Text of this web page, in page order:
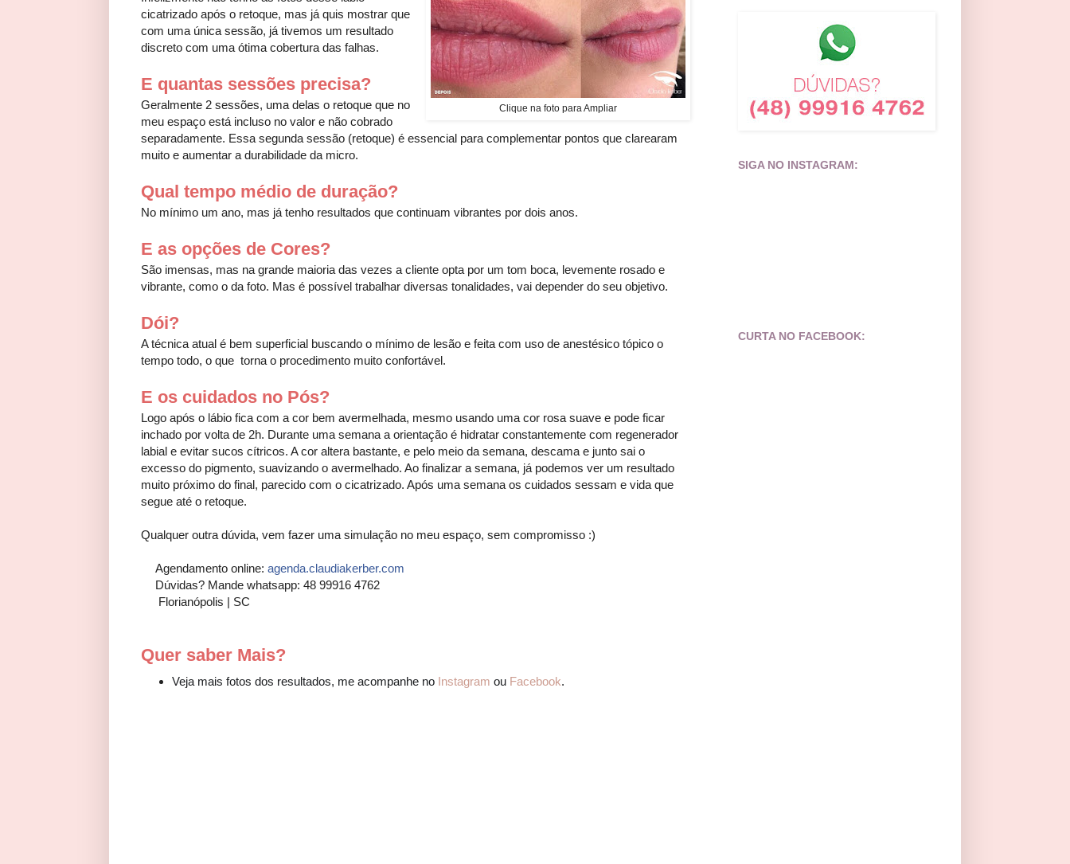
Clique na foto para Ampliar
cicatrizado após o retoque, mas já quis mostrar que
com uma única sessão, já tivemos um resultado
discreto com uma ótima cobertura das falhas.
E quantas sessões precisa?
Geralmente 2 sessões, uma delas o retoque que no
meu espaço está incluso no valor e não cobrado
separadamente. Essa segunda sessão (retoque) é essencial para complementar pontos que clarearam
muito e aumentar a durabilidade da micro.
Qual tempo médio de duração?
No mínimo um ano, mas já tenho resultados que continuam vibrantes por dois anos.
E as opções de Cores?
São imensas, mas na grande maioria das vezes a cliente opta por um tom boca, levemente rosado e
vibrante, como o da foto. Mas é possível trabalhar diversas tonalidades, vai depender do seu objetivo.
Dói?
A técnica atual é bem superficial buscando o mínimo de lesão e feita com uso de anestésico tópico o
tempo todo, o que torna o procedimento muito confortável.
E os cuidados no Pós?
Logo após o lábio fica com a cor bem avermelhada, mesmo usando uma cor rosa suave e pode ficar
inchado por volta de 2h. Durante uma semana a orientação é hidratar constantemente com regenerador
labial e evitar sucos cítricos. A cor altera bastante, e pelo meio da semana, descama e junto sai o
excesso do pigmento, suavizando o avermelhado. Ao finalizar a semana, já podemos ver um resultado
muito próximo do final, parecido com o cicatrizado. Após uma semana os cuidados sessam e vida que
segue até o retoque.
Qualquer outra dúvida, vem fazer uma simulação no meu espaço, sem compromisso :)
Agendamento online: agenda.claudiakerber.com
Dúvidas? Mande whatsapp: 48 99916 4762
Florianópolis | SC⠀⠀
Quer saber Mais?
Veja mais fotos dos resultados, me acompanhe no Instagram ou Facebook.
SIGA NO INSTAGRAM:
CURTA NO FACEBOOK: